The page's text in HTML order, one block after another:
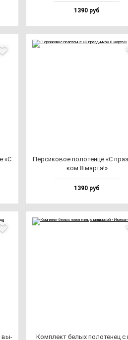
1390 руб
«С
Пер­си­ко­вое по­ло­тен­це «С
ком 8 мар­та!»
1390 руб
вы­ Ком­плект бе­лых по­ло­те­нец